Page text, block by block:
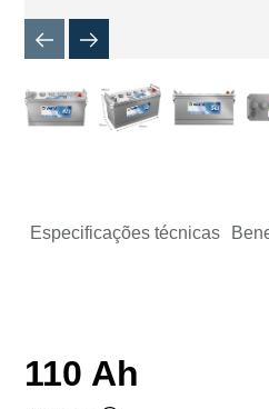
Especificações técnicas
110 Ah